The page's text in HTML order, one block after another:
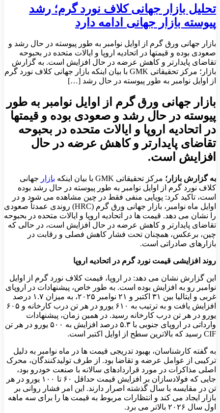
تحلیل بازار جهانی کلاف نورد گرم؛ رشد
پیوسته بازار جهانی ادامه دارد
بازار جهانی ورق گرم از اوایل نوامبر به طور پیوسته در حال رشد و
صعودی بوده و قیمتها در اتحادیه اروپا و ایالات متحده در بحبوحه
تقاضای پایدارتر و کاهش عرضه در حال افزایش است. به گزارش
بازار؛ مرکز تحقیقاتی GMK با بیان اینکه بازار جهانی کلاف نورد گرم
از اوایل نوامبر به طور پیوسته در حال رشد […]
بازار جهانی ورق گرم از اوایل نوامبر به طور
پیوسته در حال رشد و صعودی بوده و قیمتها
در اتحادیه اروپا و ایالات متحده در بحبوحه
تقاضای پایدارتر و کاهش عرضه در حال
افزایش است.
به گزارش بازار؛ مرکز تحقیقاتی GMK با بیان اینکه بازار جهانی
کلاف نورد گرم از اوایل نوامبر به طور پیوسته در حال رشد بوده
است، تاکید کرد: پویایی منفی فقط در چین مشاهده می شود و در
اوایل ماه نوامبر، بازار جهانی ورق گرم (HRC) روندی عمدتاً صعودی
را نشان می ‌دهد. قیمت ‌ها در اتحادیه اروپا و ایالات متحده در بحبوحه
تقاضای پایدارتر و کاهش عرضه در حال افزایش است، در حالی که
چین، برعکس، همچنان تحت فشار کاهش فصلی و رقابت در
بازارهای صادراتی است.
روند افزایشی قیمت نورد گرم در اتحادیه اروپا
این گزارش نشان می دهد: در اروپا، قیمت کلاف نورد گرم از اوایل
نوامبر رو به افزایش بوده است. به طور خاص، پیشنهادات در اروپای
غربی و ایتالیا بین ۳۱ اکتبر و ۲۱ نوامبر ۲۰۲۵، به میزان ۱.۷ درصد
افزایش یافت و به ترتیب به ۶۱۰ یورو در هر تن درب کارخانه و ۶۰۵
یورو در هر تن درب کارخانه رسید. در همین زمان، پیشنهادات
وارداتی در اروپای جنوبی با ۵.۳ درصد افزایش به ۵۰۰ یورو در هر تن
CIF رسید که بالاترین سطح از اوایل اکتبر است.
به گفته کارشناسان، بهبود تدریجی قیمت ‌ها در ماه نوامبر به دلیل
ترکیبی از عوامل عرضه و تقاضا بود. از طرف تولیدکنندگان، محرک
اصلی مذاکرات در مورد قراردادهای سالانه با صنعت خودرو بود،
جایی که فولادسازان بر افزایش قیمت حداقل ۶۰ تا ۱۰۰ یورو در هر
تن در مقایسه با سال گذشته اصرار دارند. این امر فشار روانی بر
بازار ایجاد می ‌کند و انتظارات مربوط به قیمت‌ ها را برای سه ماهه
اول سال ۲۰۲۶ بالاتر می‌ برد.